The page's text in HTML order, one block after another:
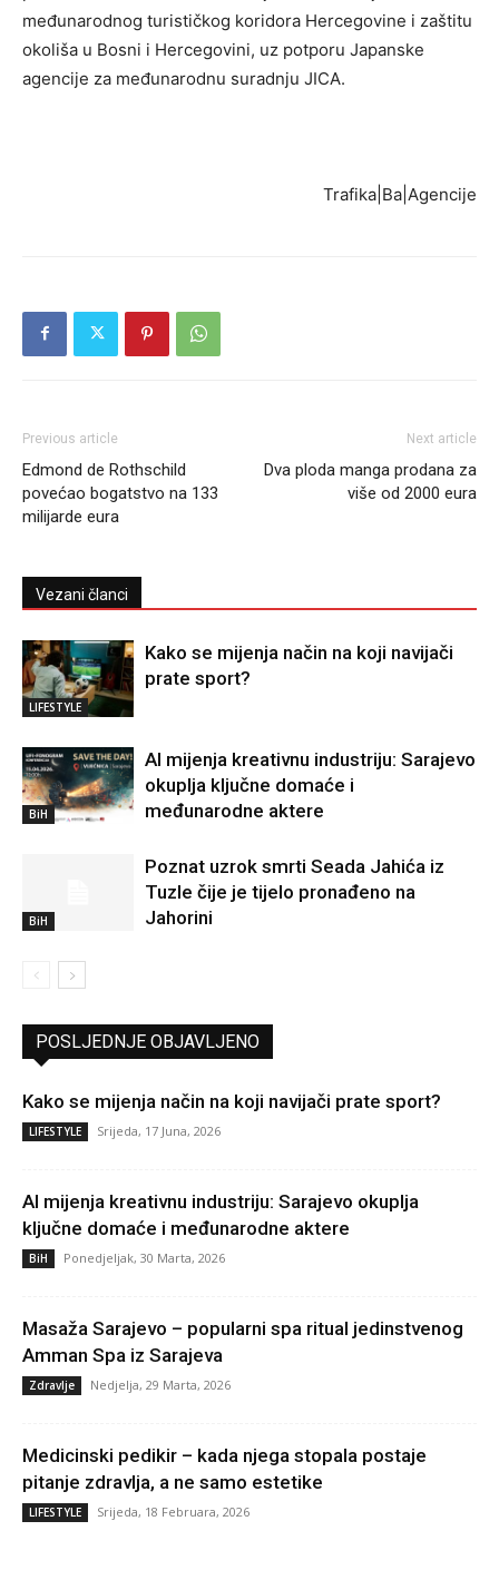
međunarodnog turističkog koridora Hercegovine i zaštitu
okoliša u Bosni i Hercegovini, uz potporu Japanske
agencije za međunarodnu suradnju JICA.
Trafika|Ba|Agencije
Previous article
Edmond de Rothschild
povećao bogatstvo na 133
milijarde eura
Next article
Dva ploda manga prodana za
više od 2000 eura
Vezani članci
LIFESTYLE
Kako se mijenja način na koji navijači
prate sport?
BiH
AI mijenja kreativnu industriju: Sarajevo
okuplja ključne domaće i
međunarodne aktere
BiH
Poznat uzrok smrti Seada Jahića iz
Tuzle čije je tijelo pronađeno na
Jahorini
POSLJEDNJE OBJAVLJENO
Kako se mijenja način na koji navijači prate sport?
LIFESTYLE Srijeda, 17 Juna, 2026
AI mijenja kreativnu industriju: Sarajevo okuplja
ključne domaće i međunarodne aktere
BiH Ponedjeljak, 30 Marta, 2026
Masaža Sarajevo – popularni spa ritual jedinstvenog
Amman Spa iz Sarajeva
Zdravlje Nedjelja, 29 Marta, 2026
Medicinski pedikir – kada njega stopala postaje
pitanje zdravlja, a ne samo estetike
LIFESTYLE Srijeda, 18 Februara, 2026